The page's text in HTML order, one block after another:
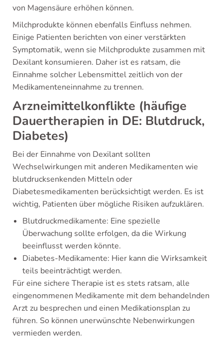
von Magensäure erhöhen können.
Milchprodukte können ebenfalls Einfluss nehmen.
Einige Patienten berichten von einer verstärkten
Symptomatik, wenn sie Milchprodukte zusammen mit
Dexilant konsumieren. Daher ist es ratsam, die
Einnahme solcher Lebensmittel zeitlich von der
Medikamenteneinnahme zu trennen.
Arzneimittelkonflikte (häufige
Dauertherapien in DE: Blutdruck,
Diabetes)
Bei der Einnahme von Dexilant sollten
Wechselwirkungen mit anderen Medikamenten wie
blutdrucksenkenden Mitteln oder
Diabetesmedikamenten berücksichtigt werden. Es ist
wichtig, Patienten über mögliche Risiken aufzuklären.
Blutdruckmedikamente: Eine spezielle
Überwachung sollte erfolgen, da die Wirkung
beeinflusst werden könnte.
Diabetes-Medikamente: Hier kann die Wirksamkeit
teils beeinträchtigt werden.
Für eine sichere Therapie ist es stets ratsam, alle
eingenommenen Medikamente mit dem behandelnden
Arzt zu besprechen und einen Medikationsplan zu
führen. So können unerwünschte Nebenwirkungen
vermieden werden.